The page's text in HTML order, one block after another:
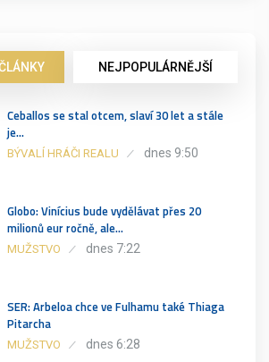
NEJPOPULÁRNĚJŠÍ
Ceballos se stal otcem, slaví 30 let a stále
je…
BÝVALÍ HRÁČI REALU dnes 9:50
Globo: Vinícius bude vydělávat přes 20
milionů eur ročně, ale…
MUŽSTVO dnes 7:22
SER: Arbeloa chce ve Fulhamu také Thiaga
Pitarcha
MUŽSTVO dnes 6:28